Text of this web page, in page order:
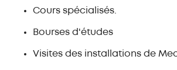
Cours spécialisés.
Bourses d'études
Visites des installations de